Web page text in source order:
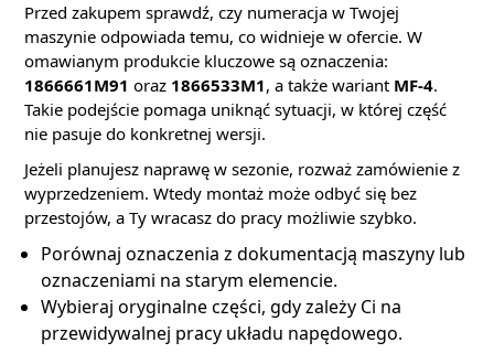
Przed zakupem sprawdź, czy numeracja w Twojej
maszynie odpowiada temu, co widnieje w ofercie. W
omawianym produkcie kluczowe są oznaczenia:
1866661M91 oraz 1866533M1, a także wariant MF-4.
Takie podejście pomaga uniknąć sytuacji, w której część
nie pasuje do konkretnej wersji.
Jeżeli planujesz naprawę w sezonie, rozważ zamówienie z
wyprzedzeniem. Wtedy montaż może odbyć się bez
przestojów, a Ty wracasz do pracy możliwie szybko.
Porównaj oznaczenia z dokumentacją maszyny lub
oznaczeniami na starym elemencie.
Wybieraj oryginalne części, gdy zależy Ci na
przewidywalnej pracy układu napędowego.